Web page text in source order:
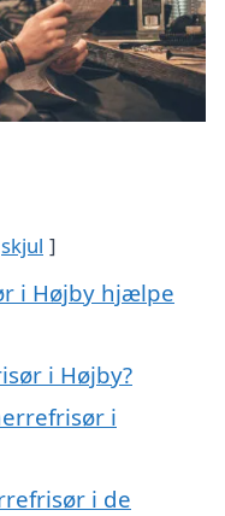
skjul
i Højby hjælpe
i Højby?
i
i de